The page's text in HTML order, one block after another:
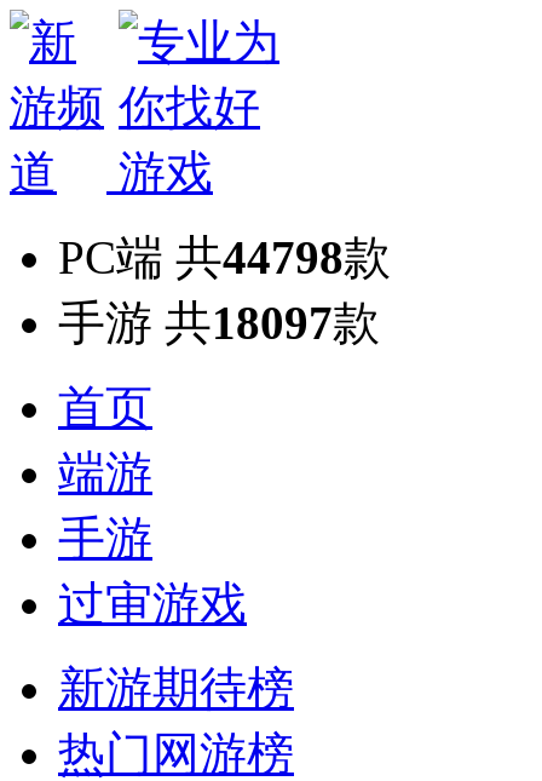
PC端 共44798款
手游 共18097款
首页
端游
手游
过审游戏
新游期待榜
热门网游榜